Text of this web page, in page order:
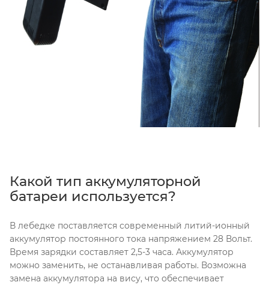
Какой тип аккумуляторной
батареи используется?
В лебедке поставляется современный литий-ионный
аккумулятор постоянного тока напряжением 28 Вольт.
Время зарядки составляет 2,5-3 часа. Аккумулятор
можно заменить, не останавливая работы. Возможна
замена аккумулятора на вису, что обеспечивает